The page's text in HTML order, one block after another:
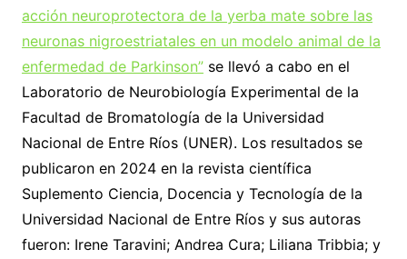
acción neuroprotectora de la yerba mate sobre las
neuronas nigroestriatales en un modelo animal de la
enfermedad de Parkinson”se llevó a cabo en el
Laboratorio de Neurobiología Experimental de la
Facultad de Bromatología de la Universidad
Nacional de Entre Ríos (UNER). Los resultados se
publicaron en 2024 en la revista científica
Suplemento Ciencia, Docencia y Tecnología de la
Universidad Nacional de Entre Ríos y sus autoras
fueron: Irene Taravini; Andrea Cura; Liliana Tribbia; y